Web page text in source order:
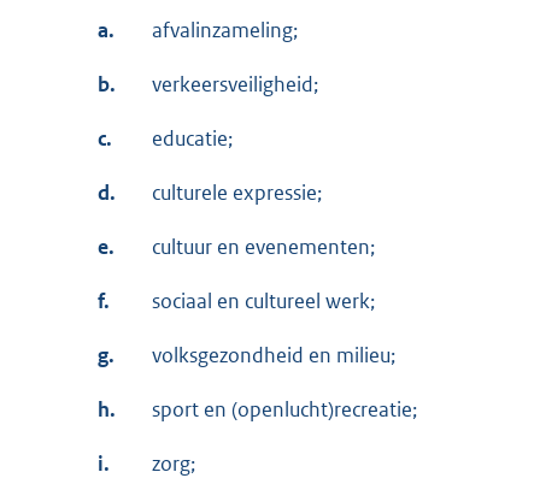
a. afvalinzameling;
b. verkeersveiligheid;
c. educatie;
d. culturele expressie;
e. cultuur en evenementen;
f. sociaal en cultureel werk;
g. volksgezondheid en milieu;
h. sport en (openlucht)recreatie;
i. zorg;